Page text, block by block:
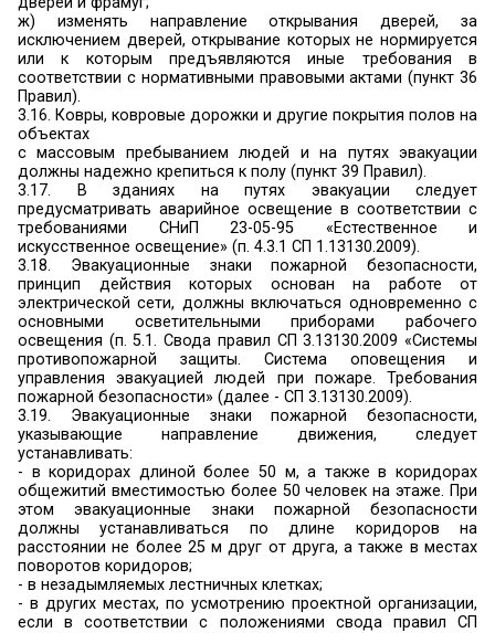
руководитель организации обеспечивает
проектных решений и требований
документов по пожарной безопасности(в
освещенности, количеству, размерам и
планировочным решениям эвакуационных путей
а также по наличию на путях эвакуации
безопасности) в соответствии с
Федерального закона «Технический
требованиях пожарной безопасности» (пункт 33
3.11. Высота эвакуационных выходов в свету
не менее 1,9 м, ширина выходов в свету - не
исключением специально оговоренных случаев.
Ширина выходов из лестничных клеток
выходов
из лестничных клеток в вестибюль должна
требуемой или ширины марша лестницы, за
специально оговоренных случаев.
Во всех случаях ширина эвакуационного
быть такой, чтобы
с учетом геометрии эвакуационного пути
дверь можно было беспрепятственно
лежащим на них человеком (п. 4.2.5. СП
3.12.В коридорах на путях эвакуации не
размещать оборудование, выступающее из
стен на высоте менее 2
с горючими жидкостями, а также
кроме шкафов для коммуникаций и